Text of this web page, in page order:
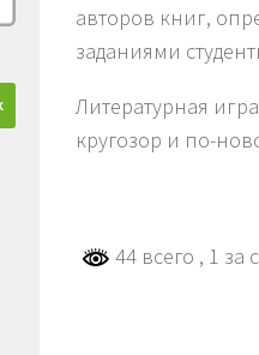
авторов книг,
заданиями
Литературная
кругозор и по-
44 всего , 1 за